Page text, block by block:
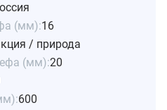
(мм):16
/ природа
(мм):20
600